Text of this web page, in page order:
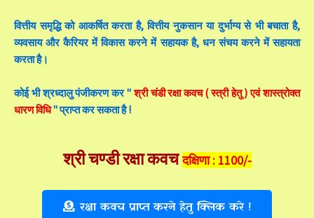
वित्तीय समृद्धि को आकर्षित करता है, वित्तीय नुकसान या दुर्भाग्य से भी बचाता है,
व्यवसाय और कैरियर में विकास करने में सहायक है, धन संचय करने में सहायता
करता है।
कोई भी श्रध्दालु पंजीकरण कर "श्री चंडी रक्षा कवच ( स्त्री हेतु ) एवं शास्त्रोक्त
धारण विधि" प्राप्त कर सकता है !
श्री चण्डी रक्षा कवच दक्षिणा : 1100/-
रक्षा कवच प्राप्त करने हेतु क्लिक करे !